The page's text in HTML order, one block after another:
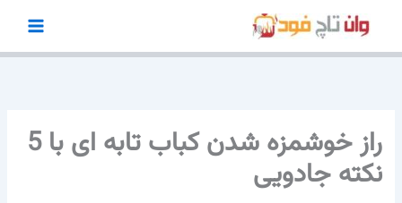
محتوا
راز خوشمزه شدن کباب تابه ای با 5
نکته جادویی